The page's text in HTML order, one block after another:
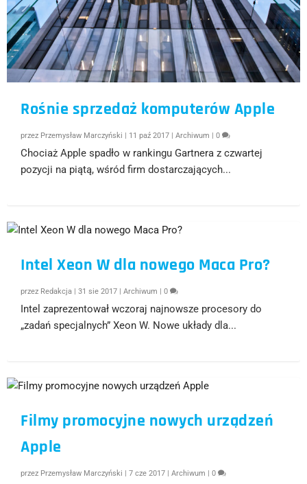
Rośnie sprzedaż komputerów Apple
przez Przemysław Marczyński 11 paź 2017 |Archiwum |0
Chociaż Apple spadło w rankingu Gartnera z czwartej
pozycji na piątą, wśród firm dostarczających...
Intel Xeon W dla nowego Maca Pro?
przez Redakcja |31 sie 2017 |Archiwum |0
Intel zaprezentował wczoraj najnowsze procesory do
„zadań specjalnych” Xeon W. Nowe układy dla...
Filmy promocyjne nowych urządzeń
Apple
przez Przemysław Marczyński |7 cze 2017 |Archiwum |0